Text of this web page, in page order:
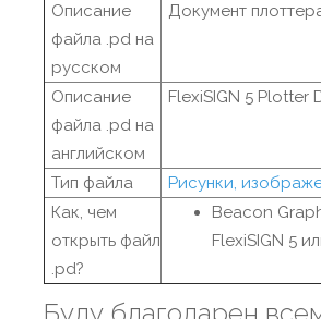
Описание
файла .pd на
русском
Документ
Описание
файла .pd на
английском
FlexiSIGN 5 Plotter
Тип файла
Рисунки,
Как, чем
открыть файл
.pd?
Beacon
FlexiSIGN 5